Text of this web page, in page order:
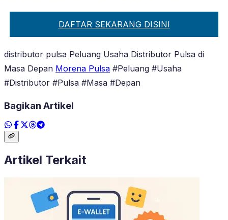
DAFTAR SEKARANG DISINI
distributor pulsa Peluang Usaha Distributor Pulsa di
Masa Depan Morena Pulsa #Peluang #Usaha
#Distributor #Pulsa #Masa #Depan
Bagikan Artikel
Artikel Terkait